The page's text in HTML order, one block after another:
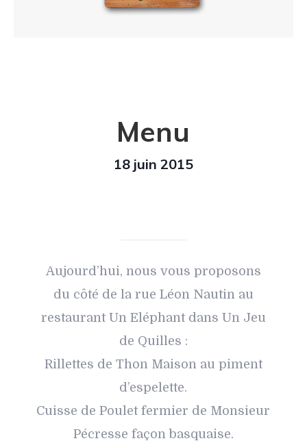
Menu
18 juin 2015
Aujourd’hui, nous vous proposons
du côté de la rue Léon Nautin au
restaurant Un Eléphant dans Un Jeu
de Quilles :
Rillettes de Thon Maison au piment
d’espelette.
Cuisse de Poulet fermier de Monsieur
Pécresse façon basquaise.